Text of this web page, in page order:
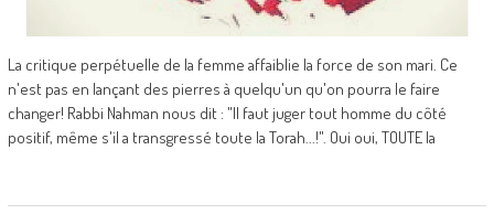
La critique perpétuelle de la femme affaiblie la force de son mari. Ce
n'est pas en lançant des pierres à quelqu'un qu'on pourra le faire
changer! Rabbi Nahman nous dit : "Il faut juger tout homme du côté
positif, même s'il a transgressé toute la Torah...!". Oui oui, TOUTE la